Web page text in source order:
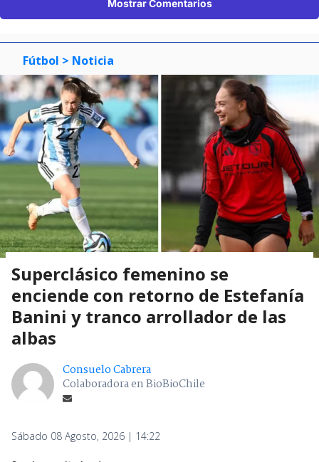
Mostrar Comentarios
Fútbol > Noticia
Superclásico femenino se
enciende con retorno de Estefanía
Banini y tranco arrollador de las
albas
Consuelo Cabrera
Colaboradora en BioBioChile
Sábado 08 Agosto, 2026 | 14:22